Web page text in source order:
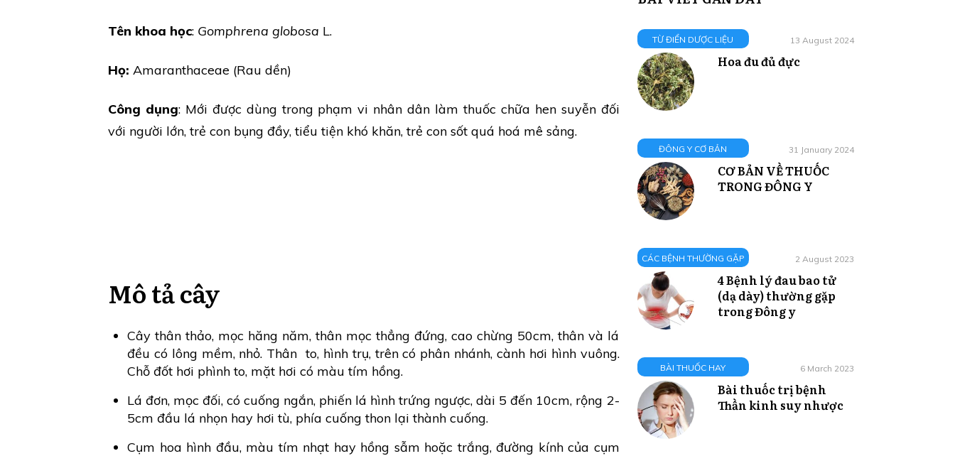
Tên khoa học: Gomphrena globosa L.
Họ: Amaranthaceae (Rau dền)
Công dụng: Mới được dùng trong phạm vi nhân dân làm thuốc chữa hen suyễn đối
với người lớn, trẻ con bụng đầy, tiểu tiện khó khăn, trẻ con sốt quá hoá mê sảng.
Mô tả cây
Cây thân thảo, mọc hăng năm, thân mọc thẳng đứng, cao chừng 50cm, thân và lá
đều có lông mềm, nhỏ. Thân to, hình trụ, trên có phân nhánh, cành hơi hình vuông.
Chỗ đốt hơi phình to, mặt hơi có màu tím hồng.
Lá đơn, mọc đối, có cuống ngắn, phiến lá hình trứng ngược, dài 5 đến 10cm, rộng 2-
5cm đầu lá nhọn hay hơi tù, phía cuống thon lại thành cuống.
Cụm hoa hình đầu, màu tím nhạt hay hồng sẫm hoặc trắng, đường kính của cụm
TỪ ĐIỂN DƯỢC LIỆU 13 August 2024
Hoa đu đủ đực
ĐÔNG Y CƠ BẢN 31 January 2024
CƠ BẢN VỀ THUỐC
TRONG ĐÔNG Y
CÁC BỆNH THƯỜNG GẶP 2 August 2023
4 Bệnh lý đau bao tử
(dạ dày) thường gặp
trong Đông y
BÀI THUỐC HAY 6 March 2023
Bài thuốc trị bệnh
Thần kinh suy nhược